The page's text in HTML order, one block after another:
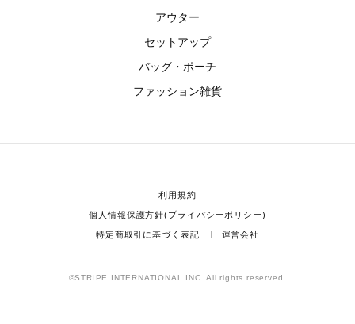
アウター
セットアップ
バッグ・ポーチ
ファッション雑貨
利用規約
個人情報保護方針(プライバシーポリシー)
特定商取引に基づく表記 運営会社
©STRIPE INTERNATIONAL INC. All rights reserved.